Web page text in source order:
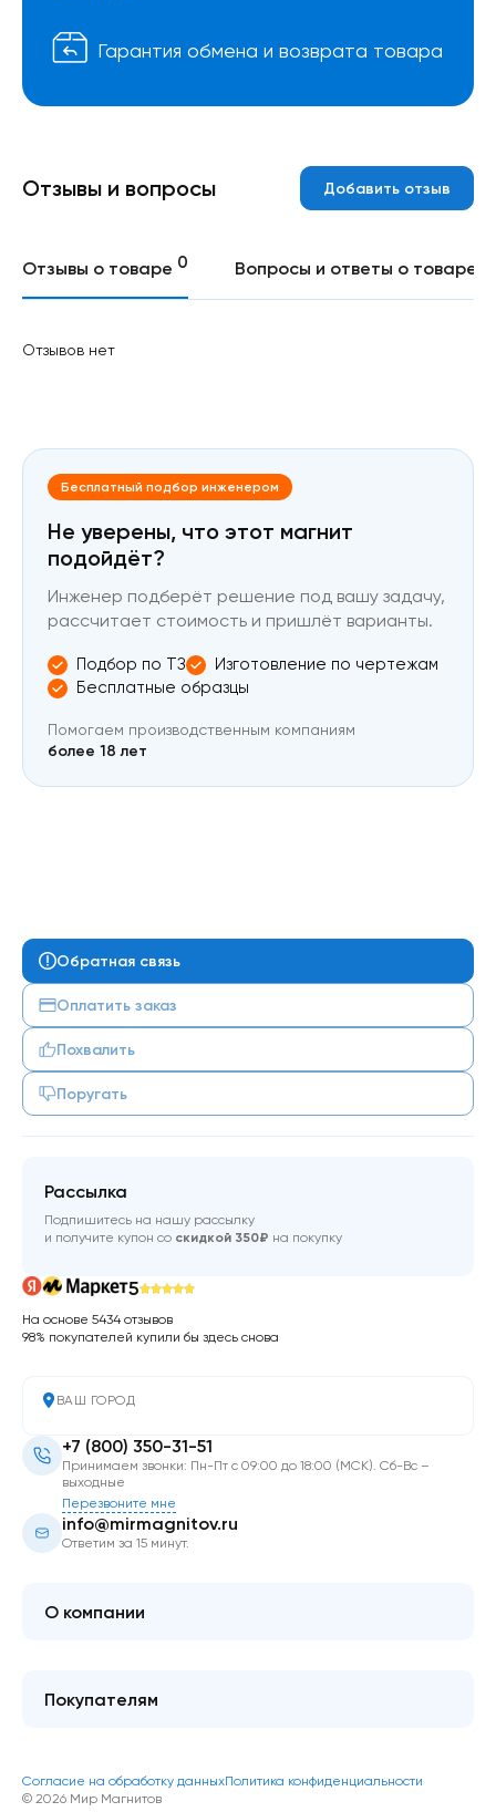
Гарантия обмена и возврата товара
Отзывы и вопросы Добавить отзыв
Отзывы о товаре 0 Вопросы и ответы о товаре
Отзывов нет
Бесплатный подбор инженером
Не уверены, что этот магнит
подойдёт?
Инженер подберёт решение под вашу задачу,
рассчитает стоимость и пришлёт варианты.
Подбор по ТЗ
Изготовление по чертежам
Бесплатные образцы
Помогаем производственным компаниям
более 18 лет
Обратная связь
Оплатить заказ
Похвалить
Поругать
ВАШ ГОРОД
+7 (800) 350-31-51
Принимаем звонки: Пн-Пт с 09:00 до 18:00 (МСК). Сб-Вс –
выходные
Перезвоните мне
info@mirmagnitov.ru
Ответим за 15 минут.
Покупателям
Доставка и оплата
О компании
Как оформить покупку
Рассылка
Подпишитесь на нашу рассылку
и получите купон со скидкой 350₽ на покупку
5
На основе 5434 отзывов
98% покупателей купили бы здесь снова
© 2026 Мир Магнитов
Согласие на обработку данныхПолитика конфиденциальности